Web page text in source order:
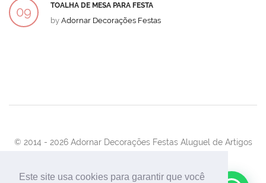
Este site usa cookies para garantir que você
09 TOALHA DE MESA PARA FESTA
by Adornar Decorações Festas
© 2014 - 2026 Adornar Decorações Festas Aluguel de Artigos
Desenvolvimento:UnionForAgênciaWeb